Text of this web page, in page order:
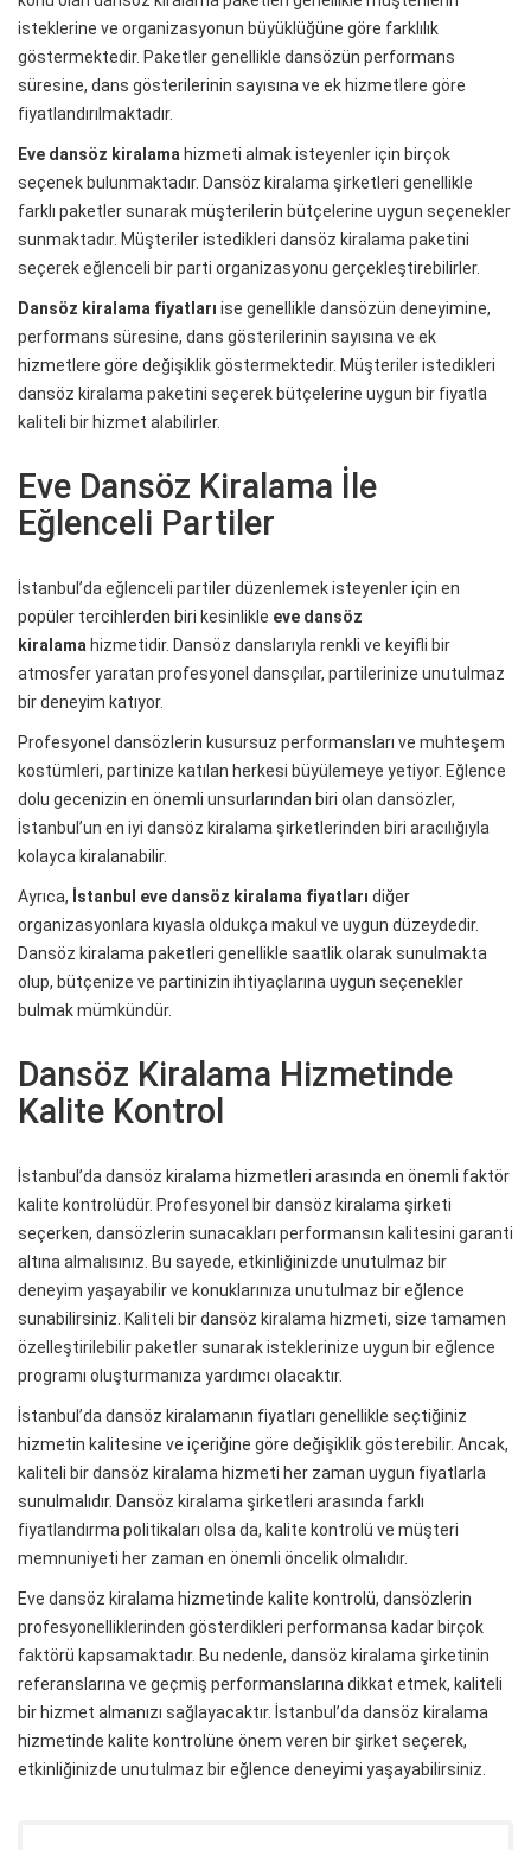
isteklerine ve organizasyonun büyüklüğüne göre farklılık
göstermektedir. Paketler genellikle dansözün performans
süresine, dans gösterilerinin sayısına ve ek hizmetlere göre
fiyatlandırılmaktadır.
Eve dansöz kiralama hizmeti almak isteyenler için birçok
seçenek bulunmaktadır. Dansöz kiralama şirketleri genellikle
farklı paketler sunarak müşterilerin bütçelerine uygun seçenekler
sunmaktadır. Müşteriler istedikleri dansöz kiralama paketini
seçerek eğlenceli bir parti organizasyonu gerçekleştirebilirler.
Dansöz kiralama fiyatları ise genellikle dansözün deneyimine,
performans süresine, dans gösterilerinin sayısına ve ek
hizmetlere göre değişiklik göstermektedir. Müşteriler istedikleri
dansöz kiralama paketini seçerek bütçelerine uygun bir fiyatla
kaliteli bir hizmet alabilirler.
Eve Dansöz Kiralama İle
Eğlenceli Partiler
İstanbul’da eğlenceli partiler düzenlemek isteyenler için en
popüler tercihlerden biri kesinlikle eve dansöz
kiralama hizmetidir. Dansöz danslarıyla renkli ve keyifli bir
atmosfer yaratan profesyonel dansçılar, partilerinize unutulmaz
bir deneyim katıyor.
Profesyonel dansözlerin kusursuz performansları ve muhteşem
kostümleri, partinize katılan herkesi büyülemeye yetiyor. Eğlence
dolu gecenizin en önemli unsurlarından biri olan dansözler,
İstanbul’un en iyi dansöz kiralama şirketlerinden biri aracılığıyla
kolayca kiralanabilir.
Ayrıca, İstanbul eve dansöz kiralama fiyatları diğer
organizasyonlara kıyasla oldukça makul ve uygun düzeydedir.
Dansöz kiralama paketleri genellikle saatlik olarak sunulmakta
olup, bütçenize ve partinizin ihtiyaçlarına uygun seçenekler
bulmak mümkündür.
Dansöz Kiralama Hizmetinde
Kalite Kontrol
İstanbul’da dansöz kiralama hizmetleri arasında en önemli faktör
kalite kontrolüdür. Profesyonel bir dansöz kiralama şirketi
seçerken, dansözlerin sunacakları performansın kalitesini garanti
altına almalısınız. Bu sayede, etkinliğinizde unutulmaz bir
deneyim yaşayabilir ve konuklarınıza unutulmaz bir eğlence
sunabilirsiniz. Kaliteli bir dansöz kiralama hizmeti, size tamamen
özelleştirilebilir paketler sunarak isteklerinize uygun bir eğlence
programı oluşturmanıza yardımcı olacaktır.
İstanbul’da dansöz kiralamanın fiyatları genellikle seçtiğiniz
hizmetin kalitesine ve içeriğine göre değişiklik gösterebilir. Ancak,
kaliteli bir dansöz kiralama hizmeti her zaman uygun fiyatlarla
sunulmalıdır. Dansöz kiralama şirketleri arasında farklı
fiyatlandırma politikaları olsa da, kalite kontrolü ve müşteri
memnuniyeti her zaman en önemli öncelik olmalıdır.
Eve dansöz kiralama hizmetinde kalite kontrolü, dansözlerin
profesyonelliklerinden gösterdikleri performansa kadar birçok
faktörü kapsamaktadır. Bu nedenle, dansöz kiralama şirketinin
referanslarına ve geçmiş performanslarına dikkat etmek, kaliteli
bir hizmet almanızı sağlayacaktır. İstanbul’da dansöz kiralama
hizmetinde kalite kontrolüne önem veren bir şirket seçerek,
etkinliğinizde unutulmaz bir eğlence deneyimi yaşayabilirsiniz.